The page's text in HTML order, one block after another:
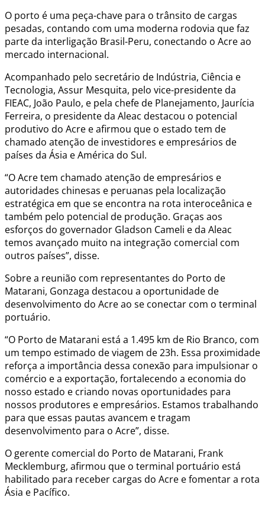
O porto é uma peça-chave para o trânsito de cargas
pesadas, contando com uma moderna rodovia que faz
parte da interligação Brasil-Peru, conectando o Acre ao
mercado internacional.
Acompanhado pelo secretário de Indústria, Ciência e
Tecnologia, Assur Mesquita, pelo vice-presidente da
FIEAC, João Paulo, e pela chefe de Planejamento, Jaurícia
Ferreira, o presidente da Aleac destacou o potencial
produtivo do Acre e afirmou que o estado tem de
chamado atenção de investidores e empresários de
países da Ásia e América do Sul.
“O Acre tem chamado atenção de empresários e
autoridades chinesas e peruanas pela localização
estratégica em que se encontra na rota interoceânica e
também pelo potencial de produção. Graças aos
esforços do governador Gladson Cameli e da Aleac
temos avançado muito na integração comercial com
outros países”, disse.
Sobre a reunião com representantes do Porto de
Matarani, Gonzaga destacou a oportunidade de
desenvolvimento do Acre ao se conectar com o terminal
portuário.
“O Porto de Matarani está a 1.495 km de Rio Branco, com
um tempo estimado de viagem de 23h. Essa proximidade
reforça a importância dessa conexão para impulsionar o
comércio e a exportação, fortalecendo a economia do
nosso estado e criando novas oportunidades para
nossos produtores e empresários. Estamos trabalhando
para que essas pautas avancem e tragam
desenvolvimento para o Acre”, disse.
O gerente comercial do Porto de Matarani, Frank
Mecklemburg, afirmou que o terminal portuário está
habilitado para receber cargas do Acre e fomentar a rota
Ásia e Pacífico.